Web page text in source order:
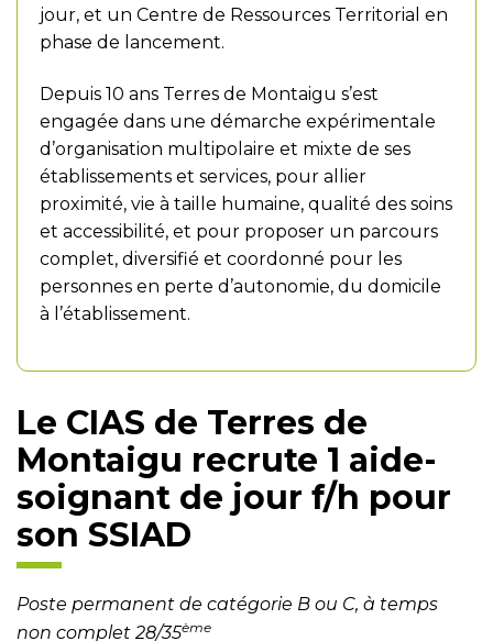
jour, et un Centre de Ressources Territorial en
phase de lancement.
Depuis 10 ans Terres de Montaigu s’est
engagée dans une démarche expérimentale
d’organisation multipolaire et mixte de ses
établissements et services, pour allier
proximité, vie à taille humaine, qualité des soins
et accessibilité, et pour proposer un parcours
complet, diversifié et coordonné pour les
personnes en perte d’autonomie, du domicile
à l’établissement.
Le CIAS de Terres de
Montaigu recrute 1 aide-
soignant de jour f/h pour
son SSIAD
Poste permanent de catégorie B ou C, à temps
non complet 28/35ème